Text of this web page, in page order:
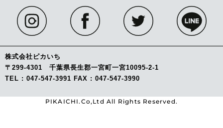
株式会社ピカいち
〒299-4301 千葉県長生郡一宮町一宮10095-2-1
TEL : 047-547-3991 FAX : 047-547-3990
PIKAICHI.Co,Ltd All Rights Reserved.